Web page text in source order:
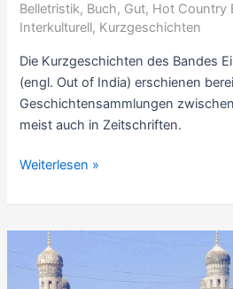
Belletristik, Buch, Gut, Hot Country
Interkulturell, Kurzgeschichten
Die Kurzgeschichten des Bandes
(engl. Out of India) erschienen
Geschichtensammlungen
meist auch in Zeitschriften.
Rezension
Kurzgeschichten:
Eine
Witwe
mit
Weiterlesen »